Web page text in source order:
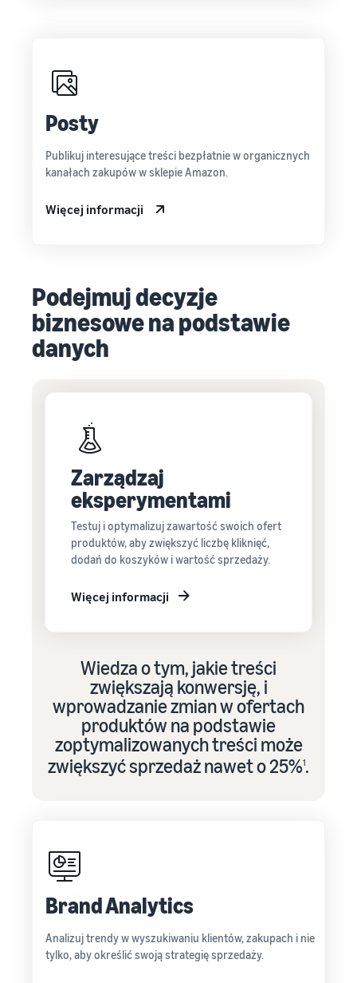
Posty
Publikuj interesujące treści bezpłatnie w organicznych
kanałach zakupów w sklepie Amazon.
Więcej informacji
Podejmuj decyzje
biznesowe na podstawie
danych
Zarządzaj
eksperymentami
Testuj i optymalizuj zawartość swoich ofert
produktów, aby zwiększyć liczbę kliknięć,
dodań do koszyków i wartość sprzedaży.
Więcej informacji
Wiedza o tym, jakie treści
zwiększają konwersję, i
wprowadzanie zmian w ofertach
produktów na podstawie
zoptymalizowanych treści może
zwiększyć sprzedaż nawet o 25%1.
Brand Analytics
Analizuj trendy w wyszukiwaniu klientów, zakupach i nie
tylko, aby określić swoją strategię sprzedaży.